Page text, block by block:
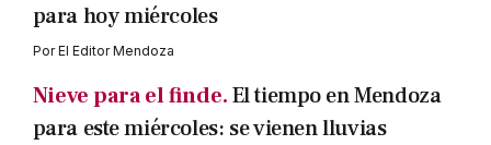
para hoy miércoles
PorEl Editor Mendoza
Nieve para el finde.El tiempo en Mendoza
para este miércoles: se vienen lluvias